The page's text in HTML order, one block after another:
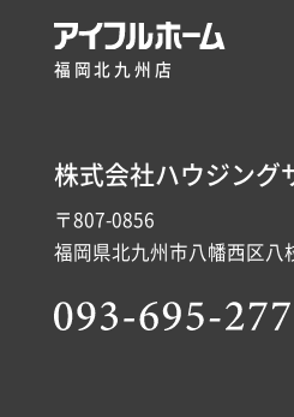
福岡北九州店
株式会社ハウジング
〒807-0856
福岡県北九州市八幡西区八